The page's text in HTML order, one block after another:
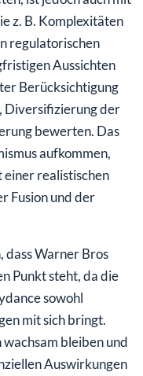
z. B. Komplexitäten
regulatorischen
Aussichten
Berücksichtigung
Diversifizierung der
bewerten. Das
aufkommen,
einer realistischen
Fusion und der
dass Warner Bros
Punkt steht, da die
sowohl
mit sich bringt.
bleiben und
Auswirkungen